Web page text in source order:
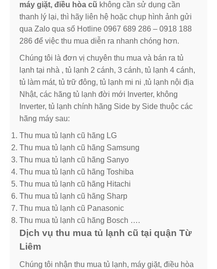
máy giặt, điều hòa cũ không cần sử dụng cần
thanh lý lại, thì hãy liên hệ hoặc chụp hình ảnh gửi
qua Zalo qua số Hotline 0967 689 286 – 0918 188
286 để việc thu mua diễn ra nhanh chóng hơn.
Chúng tôi là đơn vị chuyên thu mua và bán ra tủ
lạnh tại nhà , tủ lạnh 2 cánh, 3 cánh, tủ lạnh 4 cánh,
tủ làm mát, tủ trữ đông, tủ lạnh mi ni ,tủ lạnh nội địa
Nhật, các hãng tủ lạnh đời mới Inverter, không
Inverter, tủ lạnh chính hãng Side by Side thuộc các
hãng máy sau:
Thu mua tủ lạnh cũ hãng LG
Thu mua tủ lạnh cũ hãng Samsung
Thu mua tủ lạnh cũ hãng Sanyo
Thu mua tủ lạnh cũ hãng Toshiba
Thu mua tủ lạnh cũ hãng Hitachi
Thu mua tủ lạnh cũ hãng Sharp
Thu mua tủ lạnh cũ Panasonic
Thu mua tủ lạnh cũ hãng Bosch ….
Dịch vụ thu mua tủ lạnh cũ tại quận Từ
Liêm
Chúng tôi nhận thu mua tủ lạnh, máy giặt, điều hòa